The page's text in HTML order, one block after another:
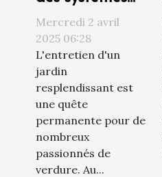
d'arrosage
automatique
pour un jardin
toujours vert
Mercredi 2 avril
2025 06:28
L'entretien d'un
jardin
resplendissant est
une quête
permanente pour de
nombreux
passionnés de
verdure. Au...